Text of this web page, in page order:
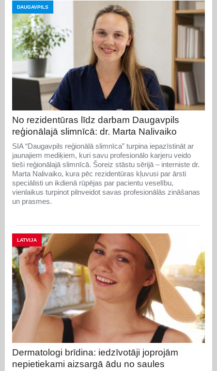
DAUGAVPILS
No rezidentūras līdz darbam Daugavpils
reģionālajā slimnīcā: dr. Marta Nalivaiko
SIA “Daugavpils reģionālā slimnīca” turpina iepazīstināt ar
jaunajiem mediķiem, kuri savu profesionālo karjeru veido
tieši reģionālajā slimnīcā. Šoreiz stāstu sērijā – interniste dr.
Marta Nalivaiko, kura pēc rezidentūras kļuvusi par ārsti
speciālisti un ikdienā rūpējas par pacientu veselību,
vienlaikus turpinot pilnveidot savas profesionālās zināšanas
un prasmes.
LATVIJA
Dermatologi brīdina: iedzīvotāji joprojām
nepietiekami aizsargā ādu no saules